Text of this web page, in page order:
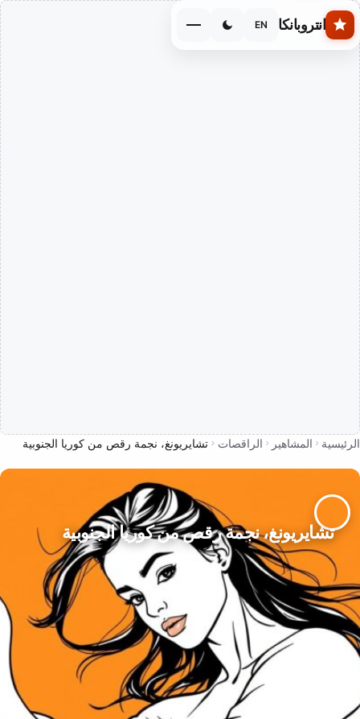
Skip to main content
انتروبانكا EN
الرئيسية المشاهير الراقصات تشايريونغ، نجمة رقص من كوريا الجنوبية
تشايريونغ، نجمة رقص من كوريا الجنوبية